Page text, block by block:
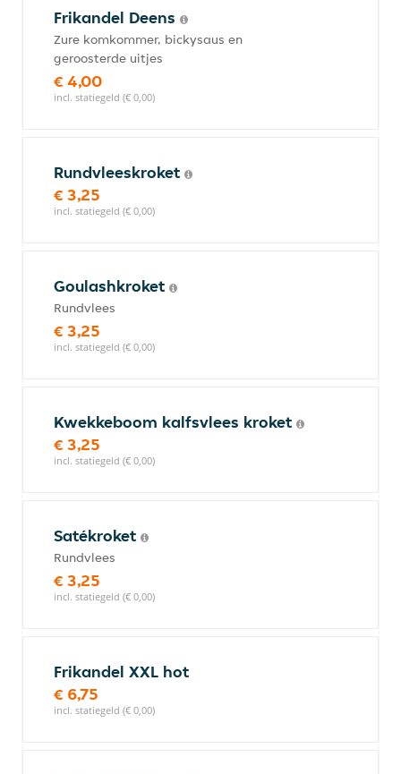
Frikandel Deens
Zure komkommer, bickysaus en
geroosterde uitjes
€ 4,00
incl. statiegeld (€ 0,00)
Rundvleeskroket
€ 3,25
incl. statiegeld (€ 0,00)
Goulashkroket
Rundvlees
€ 3,25
incl. statiegeld (€ 0,00)
Kwekkeboom kalfsvlees kroket
€ 3,25
incl. statiegeld (€ 0,00)
Satékroket
Rundvlees
€ 3,25
incl. statiegeld (€ 0,00)
Frikandel XXL hot
€ 6,75
incl. statiegeld (€ 0,00)